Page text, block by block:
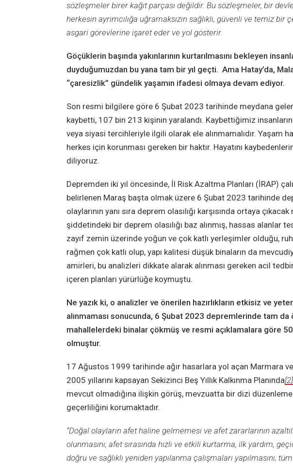
sözleşmeler birer kağıt parçası değildir. Bu sözleşmeler, bir
herkesin ayrımcılığa uğramaksızın sağlıklı, güvenli ve temiz
asgari görevlerine işaret eder ve yol gösterir.
Göçüklerin başında yakınlarının kurtarılmasını bekleyen
duyduğumuzdan bu yana tam bir yıl geçti. Ama Hatay’da,
“çaresizlik” gündelik yaşamın ifadesi olmaya devam ediyor.
Son resmi bilgilere göre 6 Şubat 2023 tarihinde meydana
kaybetti, 107 bin 213 kişinin yaralandı. Kaybettiğimiz
veya siyasi tercihleriyle ilgili olarak ele alınmamalıdır. Yaşam
herkes için korunması gereken bir haktır. Hayatını
diliyoruz.
Depremden iki yıl öncesinde, İl Risk Azaltma Planları (İRAP)
belirlenen Maraş başta olmak üzere 6 Şubat 2023 tarihinde
olaylarının yanı sıra deprem olasılığı karşısında ortaya
şiddetindeki bir deprem olasılığı baz alınmış, hassas alanlar
zayıf zemin üzerinde yoğun ve çok katlı yerleşimler olduğu,
rağmen çok katlı olup, yapı kalitesi düşük binaların da
amirleri, bu analizleri dikkate alarak alınması gereken acil
içeren planları yürürlüğe koymuştu.
Ne yazık ki, o analizler ve önerilen hazırlıkların etkisiz ve
alınmaması sonucunda, 6 Şubat 2023 depremlerinde tam
mahallelerdeki binalar çökmüş ve resmi açıklamalara göre
olmuştur.
17 Ağustos 1999 tarihinde ağır hasarlara yol açan Marmara
2005 yıllarını kapsayan Sekizinci Beş Yıllık Kalkınma Planında[2]
mevcut olmadığına ilişkin görüş, mevzuatta bir dizi
geçerliliğini korumaktadır.
“Doğal olayların afet haline gelmemesi ve afet zararlarının
olunmasını; afet sırasında hızlı ve etkili kurtarma, ilk yardım,
doğru ve sağlıklı yeniden yapılanma çalışmaları yapılmasını,